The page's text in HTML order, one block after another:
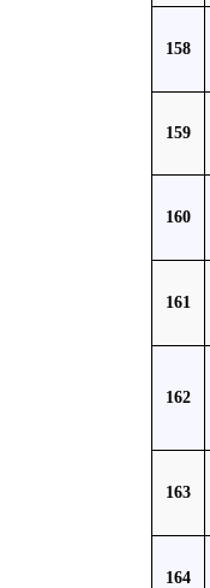
158
159
160
161
162
163
164